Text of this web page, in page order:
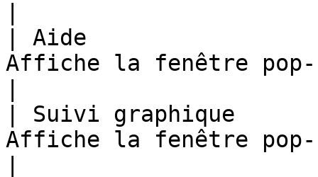
| Aide
Affiche la fenêtre pop-
| Suivi
Affiche la fenêtre